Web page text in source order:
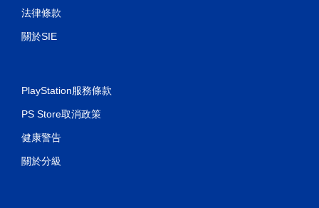
法律條款
關於SIE
PlayStation服務條款
PS Store取消政策
健康警告
關於分級